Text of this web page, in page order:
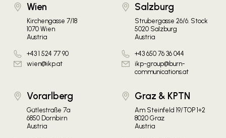
Wien
Kirchengasse 7/18
1070 Wien
Austria
+43 1 524 77 90
wien@ikp.at
Salzburg
Strubergasse 26/6. Stock
5020 Salzburg
Austria
+43 650 76 36 044
ikp-group@burn-
communications.at
Vorarlberg
Gütlestraße 7a
6850 Dornbirn
Austria
Graz & KPTN
Am Steinfeld 19/TOP 1+2
8020 Graz
Austria